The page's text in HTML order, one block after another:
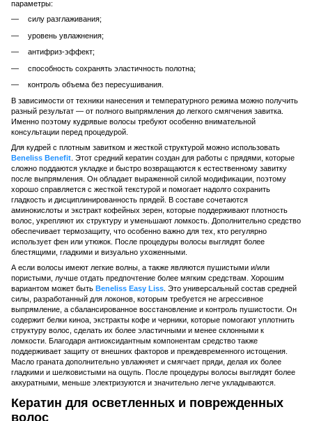
параметры:
силу разглаживания;
уровень увлажнения;
антифриз-эффект;
способность сохранять эластичность полотна;
контроль объема без пересушивания.
В зависимости от техники нанесения и температурного режима можно получить
разный результат — от полного выпрямления до легкого смягчения завитка.
Именно поэтому кудрявые волосы требуют особенно внимательной
консультации перед процедурой.
Для кудрей с плотным завитком и жесткой структурой можно использовать
Beneliss Benefit . Этот средний кератин создан для работы с прядями, которые
сложно поддаются укладке и быстро возвращаются к естественному завитку
после выпрямления. Он обладает выраженной силой модификации, поэтому
хорошо справляется с жесткой текстурой и помогает надолго сохранить
гладкость и дисциплинированность прядей. В составе сочетаются
аминокислоты и экстракт кофейных зерен, которые поддерживают плотность
волос, укрепляют их структуру и уменьшают ломкость. Дополнительно средство
обеспечивает термозащиту, что особенно важно для тех, кто регулярно
использует фен или утюжок. После процедуры волосы выглядят более
блестящими, гладкими и визуально ухоженными.
А если волосы имеют легкие волны, а также являются пушистыми и/или
пористыми, лучше отдать предпочтение более мягким средствам. Хорошим
вариантом может быть Beneliss Easy Liss . Это универсальный состав средней
силы, разработанный для локонов, которым требуется не агрессивное
выпрямление, а сбалансированное восстановление и контроль пушистости. Он
содержит белки киноа, экстракты кофе и черники, которые помогают уплотнить
структуру волос, сделать их более эластичными и менее склонными к
ломкости. Благодаря антиоксидантным компонентам средство также
поддерживает защиту от внешних факторов и преждевременного истощения.
Масло граната дополнительно увлажняет и смягчает пряди, делая их более
гладкими и шелковистыми на ощупь. После процедуры волосы выглядят более
аккуратными, меньше электризуются и значительно легче укладываются.
Кератин для осветленных и поврежденных
волос